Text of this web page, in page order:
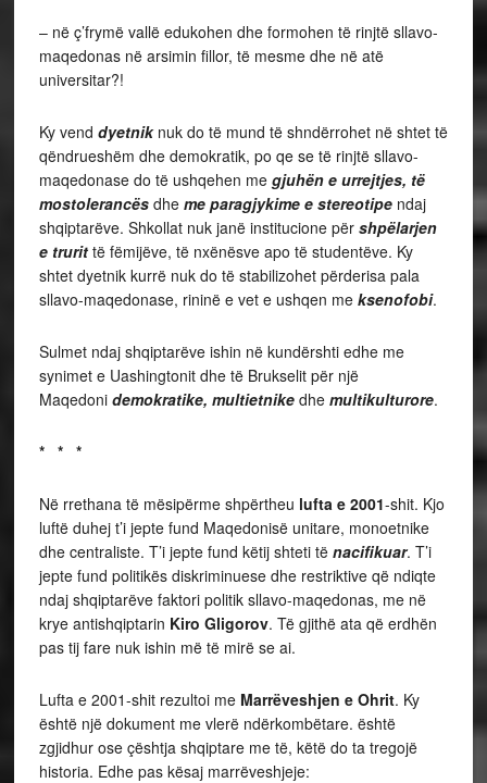
– në ç’frymë vallë edukohen dhe formohen të rinjtë sllavo-
maqedonas në arsimin fillor, të mesme dhe në atë
universitar?!
Ky vend dyetniknuk do të mund të shndërrohet në shtet të
qëndrueshëm dhe demokratik, po qe se të rinjtë sllavo-
maqedonase do të ushqehen me gjuhën e urrejtjes, të
mostolerancës dheme paragjykime e stereotipendaj
shqiptarëve. Shkollat nuk janë institucione për shpëlarjen
e trurittë fëmijëve, të nxënësve apo të studentëve. Ky
shtet dyetnik kurrë nuk do të stabilizohet përderisa pala
sllavo-maqedonase, rininë e vet e ushqen me ksenofobi.
Sulmet ndaj shqiptarëve ishin në kundërshti edhe me
synimet e Uashingtonit dhe të Brukselit për një
Maqedoni demokratike, multietnike dhemultikulturore.
* * *
Në rrethana të mësipërme shpërtheu lufta e 2001-shit. Kjo
luftë duhej t’i jepte fund Maqedonisë unitare, monoetnike
dhe centraliste. T’i jepte fund këtij shteti të nacifikuar. T’i
jepte fund politikës diskriminuese dhe restriktive që ndiqte
ndaj shqiptarëve faktori politik sllavo-maqedonas, me në
krye antishqiptarin Kiro Gligorov. Të gjithë ata që erdhën
pas tij fare nuk ishin më të mirë se ai.
Lufta e 2001-shit rezultoi me Marrëveshjen e Ohrit. Ky
është një dokument me vlerë ndërkombëtare. është
zgjidhur ose çështja shqiptare me të, këtë do ta tregojë
historia. Edhe pas kësaj marrëveshjeje: